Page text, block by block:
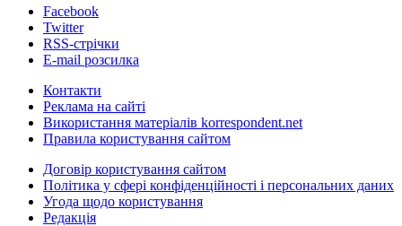
Facebook
Twitter
RSS-стрічки
E-mail розсилка
Контакти
Реклама на сайті
Використання матеріалів korrespondent.net
Правила користування сайтом
Договір користування сайтом
Політика у сфері конфіденційності і персональних даних
Угода щодо користування
Редакція